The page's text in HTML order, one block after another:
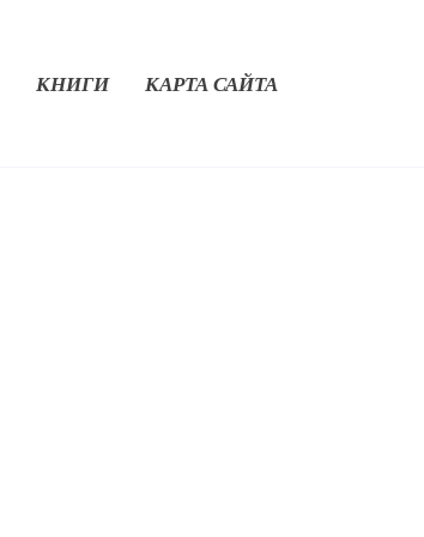
КНИГИ КАРТА САЙТА